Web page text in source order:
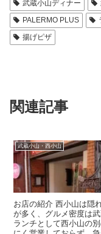
武蔵小山ディナー
PALERMO PLUS
揚げピザ
関連記事
武蔵小山・西小山
お店の紹介 西小山は隠
が多く、グルメ密度は
ランチとして西小山の